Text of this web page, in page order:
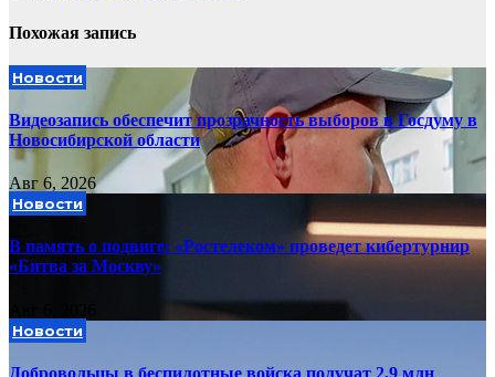
Похожая запись
Новости
Видеозапись обеспечит прозрачность выборов в Госдуму в
Новосибирской области
Авг 6, 2026
Новости
В память о подвиге: «Ростелеком» проведет кибертурнир
«Битва за Москву»
Новости
Добровольцы в беспилотные войска получат 2,9 млн